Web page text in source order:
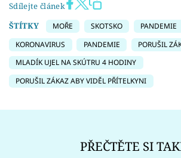
Sdílejte článek
ŠTÍTKY
MOŘE SKOTSKO PANDEMIE
KORONAVIRUS
PANDEMIE
PORUŠIL
MLADÍK UJEL NA SKÚTRU 4 HODINY
PORUŠIL ZÁKAZ ABY VIDĚL PŘÍTELKYNI
PŘEČTĚTE SI